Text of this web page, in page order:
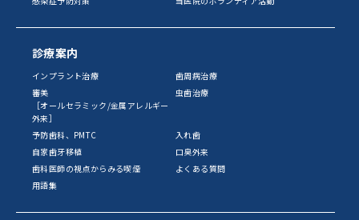
診療案内
インプラント治療
歯周病治療
審美
［オールセラミック/金属アレルギー
外来］
虫歯治療
予防歯科、PMTC
入れ歯
自家歯牙移植
口臭外来
歯科医師の視点からみる喫煙
よくある質問
用語集